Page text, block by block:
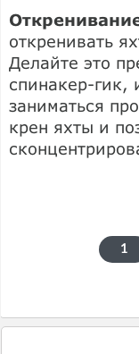
откренивать
Делайте это
спинакер-гик,
заниматься
крен яхты и
1